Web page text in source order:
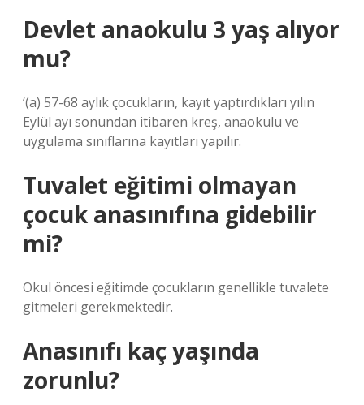
Devlet anaokulu 3 yaş alıyor
mu?
‘(a) 57-68 aylık çocukların, kayıt yaptırdıkları yılın
Eylül ayı sonundan itibaren kreş, anaokulu ve
uygulama sınıflarına kayıtları yapılır.
Tuvalet eğitimi olmayan
çocuk anasınıfına gidebilir
mi?
Okul öncesi eğitimde çocukların genellikle tuvalete
gitmeleri gerekmektedir.
Anasınıfı kaç yaşında
zorunlu?